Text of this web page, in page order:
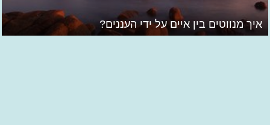
איך מנווטים בין איים על ידי העננים?